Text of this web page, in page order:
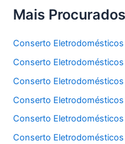
Mais Procurados
Conserto Eletrodomésticos
Conserto Eletrodomésticos
Conserto
Conserto
Conserto Eletrodomésticos
Conserto Eletrodomésticos